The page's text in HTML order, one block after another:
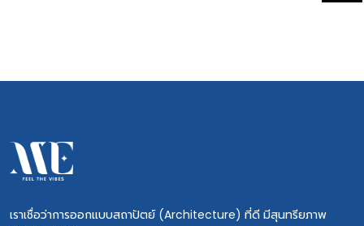
เราเชื่อว่าการออกแบบสถาปัตย์ (Architecture) ที่ดี มีสุนทรียภาพ